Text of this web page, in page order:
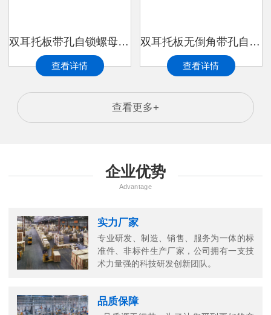
双耳托板带孔自锁螺母 MS 21077HMS 21077H-1999
查看详情
双耳托板无倒角带孔自锁螺母 MS 21077HMS 21077H-1997
查看详情
查看更多+
企业优势
Advantage
实力厂家
专业研发、制造、销售、服务为一体的标
准件、非标件生产厂家，公司拥有一支技
术力量强的科技研发创新团队。
品质保障